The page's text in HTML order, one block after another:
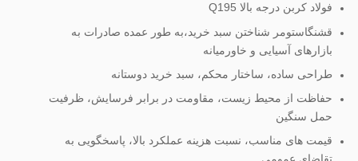
فولاد کربن درجه بالا Q195
قشنگاستومر شناختن سبد خرید،به طور عمده صادرات به
بازارهای آسیایی و خاورمیانه
طراحی ساده، ساختار محکم، سبد خرید دوستانه
حفاظت از محیط زیست، مقاومت در برابر فرسایش، ظرفیت
حمل سنگین
قیمت های مناسب، نسبت هزینه عملکرد بالا، پاسخگویی به